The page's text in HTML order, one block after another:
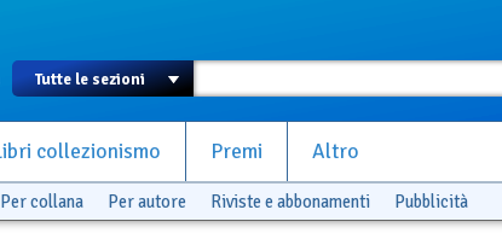
collezionismo Premi Altro
Per collana Per autore Riviste e abbonamenti Pubblicità